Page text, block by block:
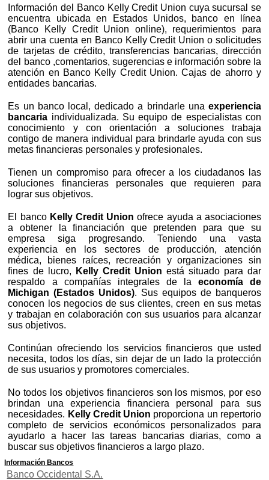
Información del Banco Kelly Credit Union cuya sucursal se
encuentra ubicada en Estados Unidos, banco en línea
(Banco Kelly Credit Union online), requerimientos para
abrir una cuenta en Banco Kelly Credit Union o solicitudes
de tarjetas de crédito, transferencias bancarias, dirección
del banco ,comentarios, sugerencias e información sobre la
atención en Banco Kelly Credit Union. Cajas de ahorro y
entidades bancarias.
Es un banco local, dedicado a brindarle una experiencia
bancaria individualizada. Su equipo de especialistas con
conocimiento y con orientación a soluciones trabaja
contigo de manera individual para brindarle ayuda con sus
metas financieras personales y profesionales.
Tienen un compromiso para ofrecer a los ciudadanos las
soluciones financieras personales que requieren para
lograr sus objetivos.
El banco Kelly Credit Union ofrece ayuda a asociaciones
a obtener la financiación que pretenden para que su
empresa siga progresando. Teniendo una vasta
experiencia en los sectores de producción, atención
médica, bienes raíces, recreación y organizaciones sin
fines de lucro,
Kelly Credit Union está situado para dar
respaldo a compañías integrales de la economía de
Michigan (Estados Unidos). Sus equipos de banqueros
conocen los negocios de sus clientes, creen en sus metas
y trabajan en colaboración con sus usuarios para alcanzar
sus objetivos.
Continúan ofreciendo los servicios financieros que usted
necesita, todos los días, sin dejar de un lado la protección
de sus usuarios y promotores comerciales.
No todos los objetivos financieros son los mismos, por eso
brindan una experiencia financiera personal para sus
necesidades. Kelly Credit Union proporciona un repertorio
completo de servicios económicos personalizados para
ayudarlo a hacer las tareas bancarias diarias, como a
buscar sus objetivos financieros a largo plazo.
Información Bancos
Banco Occidental S.A.